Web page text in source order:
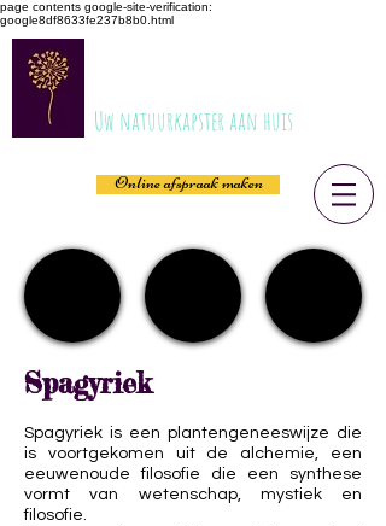
page contents google-site-verification:
google8df8633fe237b8b0.html
Uw natuurkapster aan huis
Online afspraak maken
Spagyriek
Spagyriek is een plantengeneeswijze die
is voortgekomen uit de alchemie, een
eeuwenoude filosofie die een synthese
vormt van wetenschap, mystiek en
filosofie.